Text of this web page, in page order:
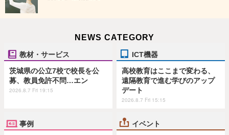
NEWS CATEGORY
教材・サービス
茨城県の公立7校で校長を公
募、教員免許不問…エン
2026.8.7 Fri 19:15
ICT機器
高校教育はここまで変わる、
遠隔教育で進む学びのアップ
デート
2026.8.7 Fri 15:15
事例 イベント